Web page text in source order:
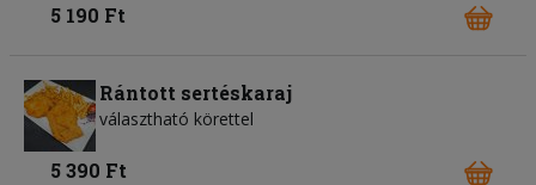
5 190 Ft
Rántott sertéskaraj
választható körettel
5 390 Ft